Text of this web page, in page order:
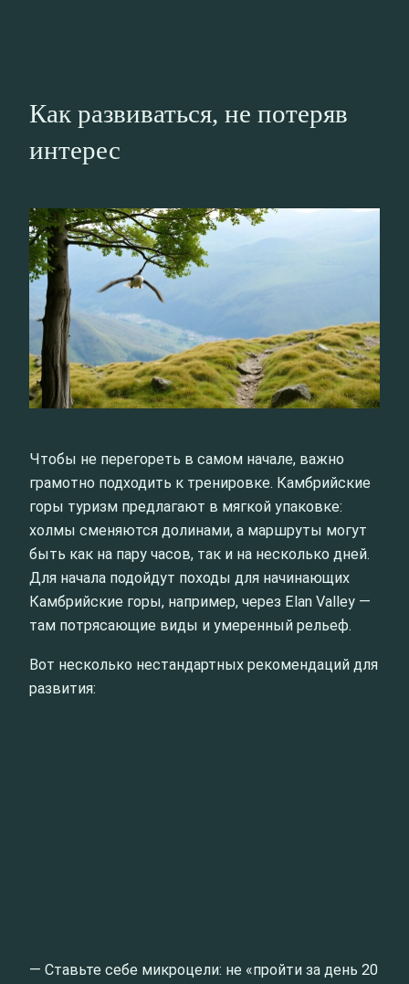
Как развиваться, не потеряв
интерес
Чтобы не перегореть в самом начале, важно
грамотно подходить к тренировке. Камбрийские
горы туризм предлагают в мягкой упаковке:
холмы сменяются долинами, а маршруты могут
быть как на пару часов, так и на несколько дней.
Для начала подойдут походы для начинающих
Камбрийские горы, например, через Elan Valley —
там потрясающие виды и умеренный рельеф.
Вот несколько нестандартных рекомендаций для
развития:
— Ставьте себе микроцели: не «пройти за день 20